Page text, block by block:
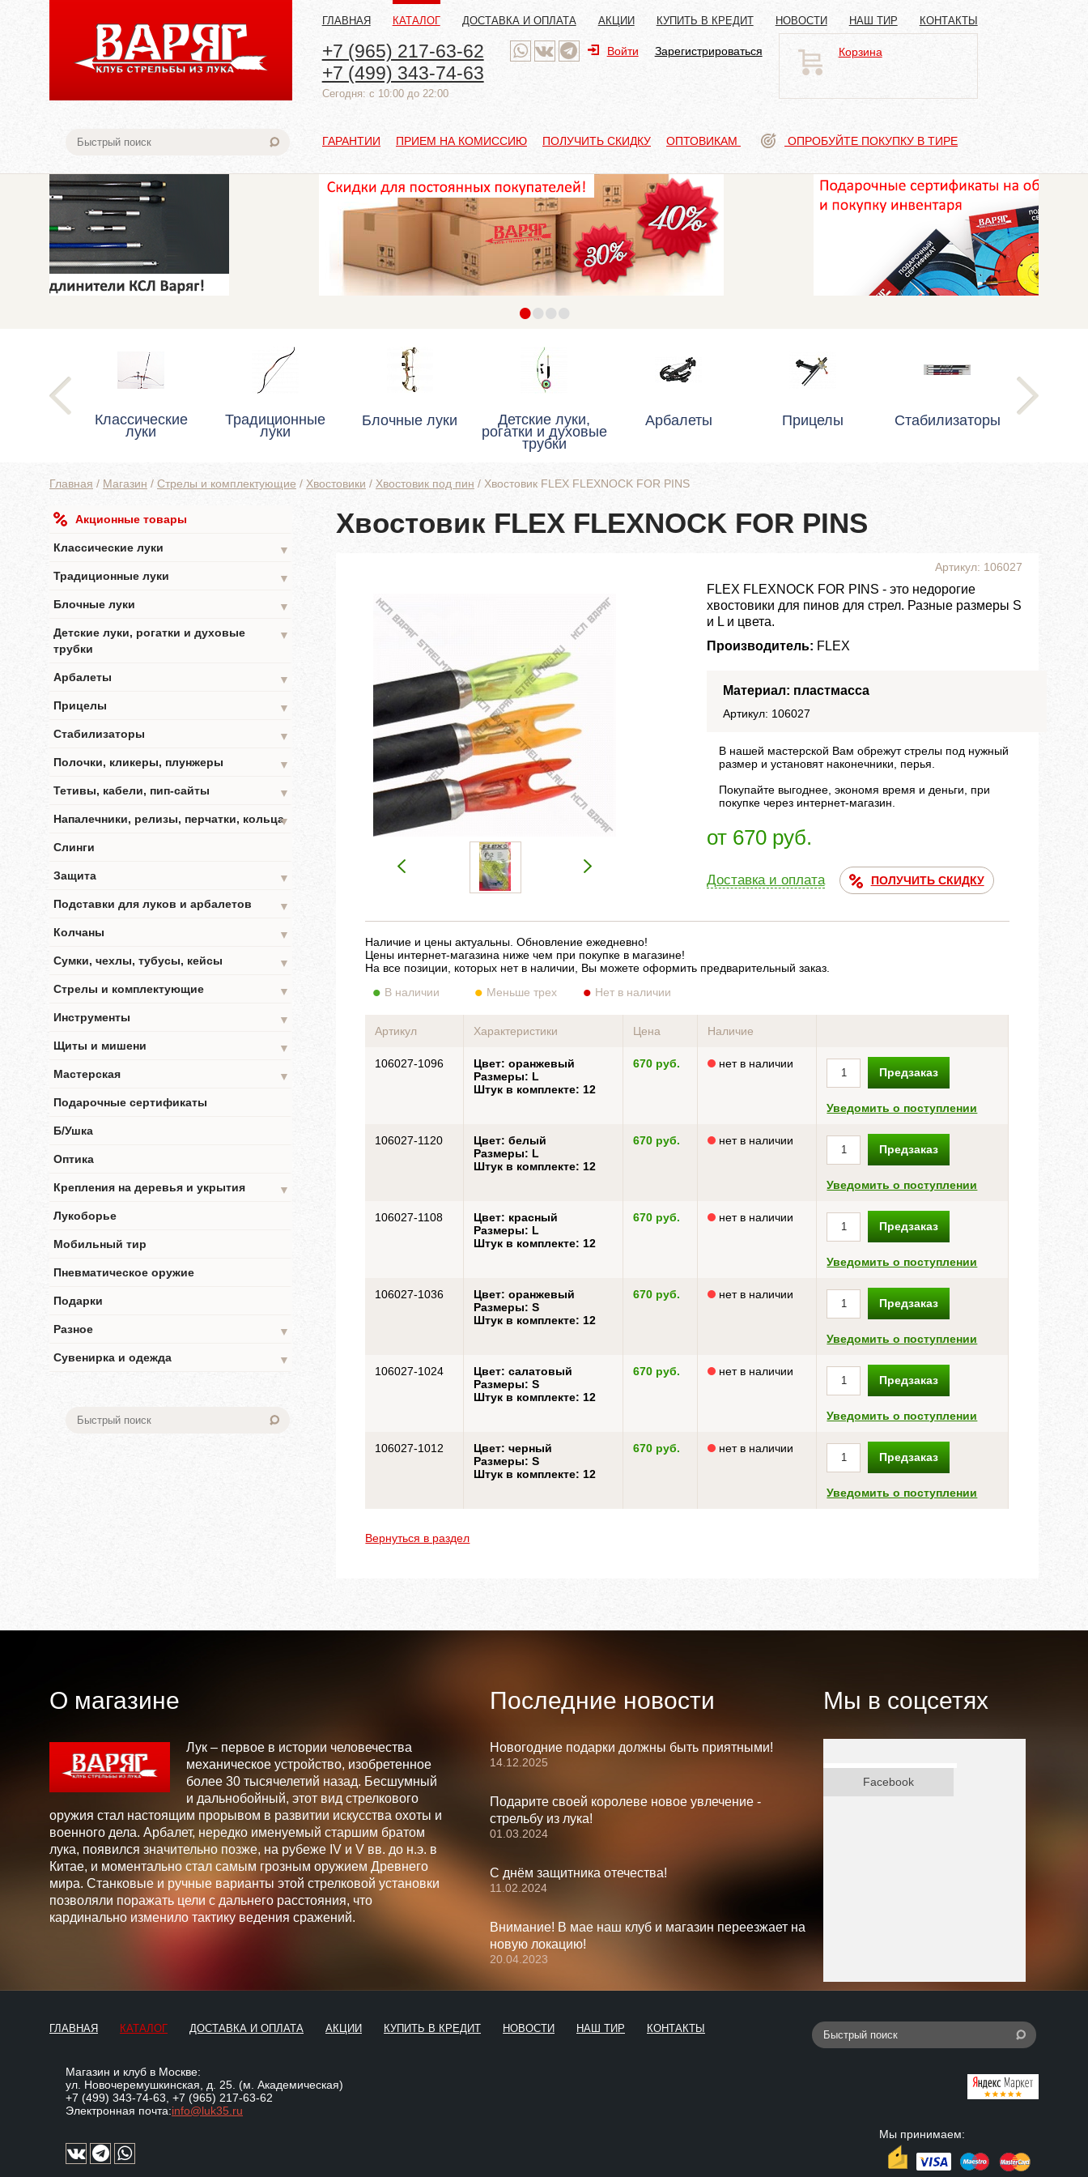
ГЛАВНАЯ КАТАЛОГ ДОСТАВКА И ОПЛАТА АКЦИИ КУПИТЬ В КРЕДИТ НОВОСТИ НАШ ТИР КОНТАКТЫ
+7 (965) 217-63-62
+7 (499) 343-74-63
Cегодня: с 10:00 до 22:00
Войти Зарегистрироваться Корзина
ГАРАНТИИ ПРИЕМ НА КОМИССИЮ ПОЛУЧИТЬ СКИДКУ ОПТОВИКАМ ОПРОБУЙТЕ ПОКУПКУ В ТИРЕ
••••
Классические
луки
Традиционные
луки
Блочные луки Детские луки,
рогатки и духовые
трубки
Арбалеты Прицелы Стабилизаторы
Главная / Магазин / Стрелы и комплектующие / Хвостовики / Хвостовик под пин / Хвостовик FLEX FLEXNOCK FOR PINS
Акционные товары
Классические луки
▼
Традиционные луки
▼
Блочные луки
▼
Детские луки, рогатки и духовые
трубки
▼
Арбалеты
▼
Прицелы
▼
Стабилизаторы
▼
Полочки, кликеры, плунжеры
▼
Тетивы, кабели, пип-сайты
▼
Напалечники, релизы, перчатки, кольца▼
Слинги
Защита
▼
Подставки для луков и арбалетов
▼
Колчаны
▼
Сумки, чехлы, тубусы, кейсы
▼
Стрелы и комплектующие
▼
Инструменты
▼
Щиты и мишени
▼
Мастерская
▼
Подарочные сертификаты
Б/Ушка
Оптика
Крепления на деревья и укрытия
▼
Лукоборье
Мобильный тир
Пневматическое оружие
Подарки
Разное
▼
Сувенирка и одежда
▼
Хвостовик FLEX FLEXNOCK FOR PINS
Артикул: 106027
FLEX FLEXNOCK FOR PINS - это недорогие
хвостовики для пинов для стрел. Разные размеры S
и L и цвета.
Производитель: FLEX
Материал: пластмасса
Артикул: 106027
В нашей мастерской Вам обрежут стрелы под нужный
размер и установят наконечники, перья.
Покупайте выгоднее, экономя время и деньги, при
покупке через интернет-магазин.
от 670 руб.
Доставка и оплата ПОЛУЧИТЬ СКИДКУ
Наличие и цены актуальны. Обновление ежедневно!
Цены интернет-магазина ниже чем при покупке в магазине!
На все позиции, которых нет в наличии, Вы можете оформить предварительный заказ.
В наличии
Меньше трех Нет в наличии
Артикул Характеристики Цена Наличие
106027-1096
Цвет: оранжевый
Размеры: L
Штук в комплекте: 12
670 руб. нет в наличии
Предзаказ
Уведомить о поступлении
106027-1120
Цвет: белый
Размеры: L
Штук в комплекте: 12
670 руб. нет в наличии
Предзаказ
Уведомить о поступлении
106027-1108
Цвет: красный
Размеры: L
Штук в комплекте: 12
670 руб. нет в наличии
Предзаказ
Уведомить о поступлении
106027-1036
Цвет: оранжевый
Размеры: S
Штук в комплекте: 12
670 руб. нет в наличии
Предзаказ
Уведомить о поступлении
106027-1024
Цвет: салатовый
Размеры: S
Штук в комплекте: 12
670 руб. нет в наличии
Предзаказ
Уведомить о поступлении
106027-1012
Цвет: черный
Размеры: S
Штук в комплекте: 12
670 руб. нет в наличии
Предзаказ
Уведомить о поступлении
Вернуться в раздел
О магазине
Лук – первое в истории человечества
механическое устройство, изобретенное
более 30 тысячелетий назад. Бесшумный
и дальнобойный, этот вид стрелкового
оружия стал настоящим прорывом в развитии искусства охоты и
военного дела. Арбалет, нередко именуемый старшим братом
лука, появился значительно позже, на рубеже IV и V вв. до н.э. в
Китае, и моментально стал самым грозным оружием Древнего
мира. Станковые и ручные варианты этой стрелковой установки
позволяли поражать цели с дальнего расстояния, что
кардинально изменило тактику ведения сражений.
Последние новости
Новогодние подарки должны быть приятными!
14.12.2025
Подарите своей королеве новое увлечение -
стрельбу из лука!
01.03.2024
С днём защитника отечества!
11.02.2024
Внимание! В мае наш клуб и магазин переезжает на
новую локацию!
20.04.2023
Мы в соцсетях
Facebook
ГЛАВНАЯ КАТАЛОГ ДОСТАВКА И ОПЛАТА АКЦИИ КУПИТЬ В КРЕДИТ НОВОСТИ НАШ ТИР КОНТАКТЫ
Мы принимаем:
Магазин и клуб в Москве:
ул. Новочеремушкинская, д. 25. (м. Академическая)
+7 (499) 343-74-63 +7 (965) 217-63-62
Электронная почта:info@luk35.ru